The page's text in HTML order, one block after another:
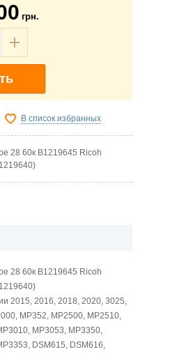
грн.
В список избранных
28 60к B1219645 Ricoh
28 60к B1219645 Ricoh
2015, 2016, 2018, 2020, 3025,
MP352, MP2500, MP2510,
MP3053, MP3350,
DSM615, DSM616,